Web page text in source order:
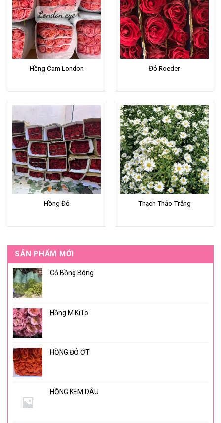
SẢN PHẨM MỚI
Cỏ Bồng Bông
Hồng MiKiTo
HỒNG ĐỎ ỚT
HỒNG KEM DÂU
Hồng Cam London Đỏ Roeder
Hồng Đỏ Thạch Thảo Trắng